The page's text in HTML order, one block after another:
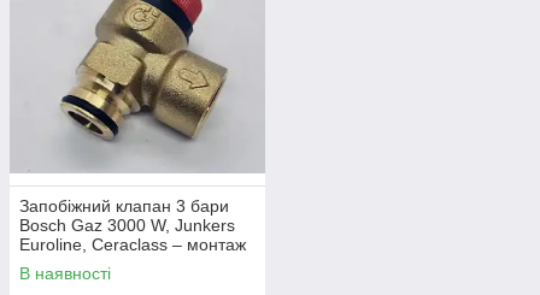
Запобіжний клапан 3 бари
Bosch Gaz 3000 W, Junkers
Euroline, Ceraclass – монтаж
під гвинт Італія
В наявності